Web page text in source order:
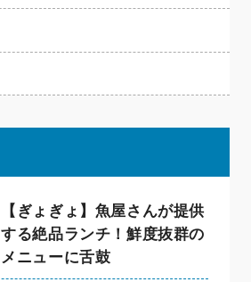
【ぎょぎょ】魚屋さんが提供
する絶品ランチ！鮮度抜群の
メニューに舌鼓